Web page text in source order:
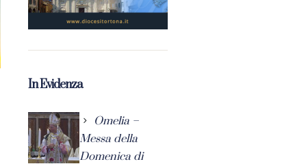
In Evidenza
Omelia –
Messa della
Domenica di